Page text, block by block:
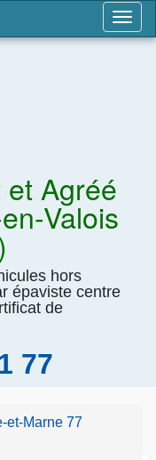
Agréé
Valois
hors
épaviste centre
de
77
et-Marne 77